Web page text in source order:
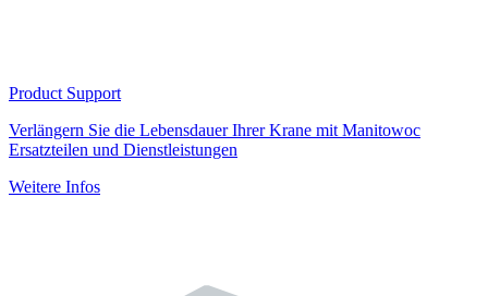
Product Support
Verlängern Sie die Lebensdauer Ihrer Krane mit Manitowoc
Ersatzteilen und Dienstleistungen
Weitere Infos